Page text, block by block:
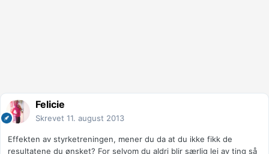
Felicie
Skrevet 11. august 2013
Effekten av styrketreningen, mener du da at du ikke fikk de
resultatene du ønsket? For selvom du aldri blir særlig lei av ting så